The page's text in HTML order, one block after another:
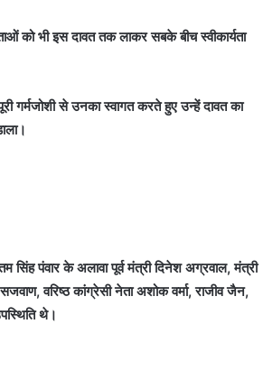
को भी इस दावत तक लाकर सबके बीच स्वीकार्यता
गर्मजोशी से उनका स्वागत करते हुए उन्हें दावत का
सिंह पंवार के अलावा पूर्व मंत्री दिनेश अग्रवाल, मंत्री
वरिष्ठ कांग्रेसी नेता अशोक वर्मा, राजीव जैन,
थे।